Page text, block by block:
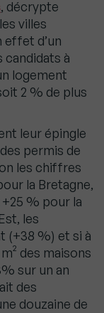
, décrypte
villes
effet d’un
candidats à
logement
2 % de plus
leur épingle
permis de
les chiffres
la Bretagne,
% pour la
les
(+38 %) et si à
des maisons
sur un an
des
douzaine de